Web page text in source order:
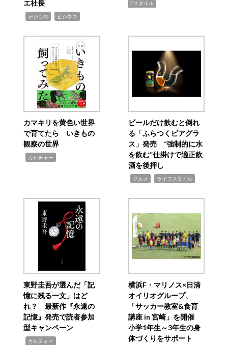
エ社長
デジもの ビジネス
フスタイル
カマキリを黄色い世界
で育てたら いきもの
観察の世界
カルチャー
ビールだけ飲むと倒れ
る「ふらつくビアグラ
ス」発売 “強制的に水
を飲む”仕掛けで適正飲
酒を後押し
グルメ ライフスタイル
東野圭吾が選んだ「記
憶に残る一文」はど
れ？ 最新作『永遠の
記憶』発売で読者参加
型キャンペーン
カルチャー
横浜F・マリノス×日清
オイリオグループ、
「サッカー教室&食育
講座 in 宮崎」を開催
小学1年生～3年生の身
体づくりをサポート